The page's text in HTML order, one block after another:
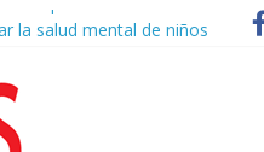
la salud mental de niños
la Ley de Propiedad Privada
de extranjerización
un poco endiablada”